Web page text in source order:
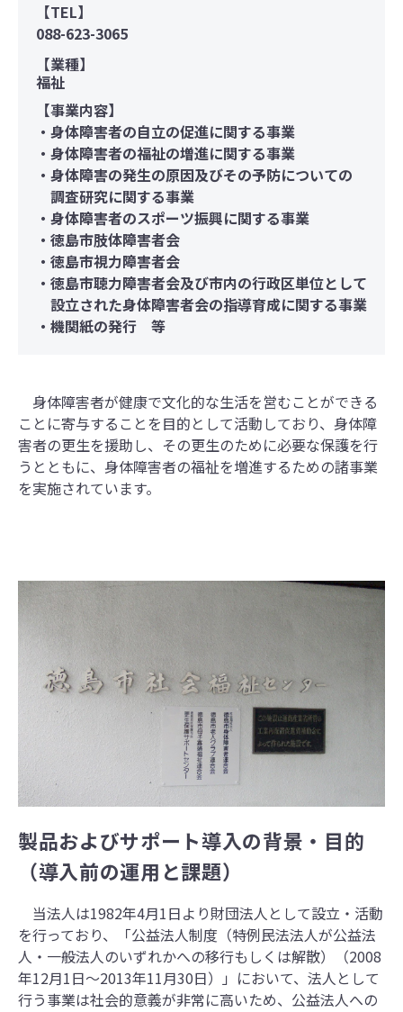
【TEL】
088-623-3065
【業種】
福祉
【事業内容】
・身体障害者の自立の促進に関する事業
・身体障害者の福祉の増進に関する事業
・身体障害の発生の原因及びその予防についての
調査研究に関する事業
・身体障害者のスポーツ振興に関する事業
・徳島市肢体障害者会
・徳島市視力障害者会
・徳島市聴力障害者会及び市内の行政区単位として
設立された身体障害者会の指導育成に関する事業
・機関紙の発行 等
身体障害者が健康で文化的な生活を営むことができる
ことに寄与することを目的として活動しており、身体障
害者の更生を援助し、その更生のために必要な保護を行
うとともに、身体障害者の福祉を増進するための諸事業
を実施されています。
製品およびサポート導入の背景・目的
（導入前の運用と課題）
当法人は1982年4月1日より財団法人として設立・活動
を行っており、「公益法人制度（特例民法法人が公益法
人・一般法人のいずれかへの移行もしくは解散）（2008
年12月1日～2013年11月30日）」において、法人として
行う事業は社会的意義が非常に高いため、公益法人への